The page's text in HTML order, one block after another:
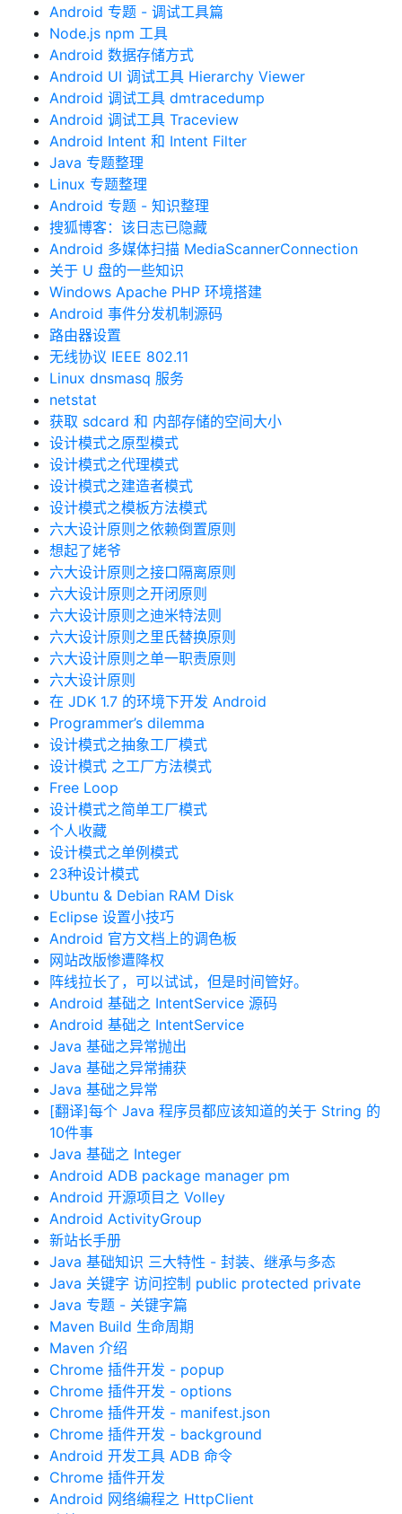
Android 专题 - 调试工具篇
Node.js npm 工具
Android 数据存储方式
Android UI 调试工具 Hierarchy Viewer
Android 调试工具 dmtracedump
Android 调试工具 Traceview
Android Intent 和 Intent Filter
Java 专题整理
Linux 专题整理
Android 专题 - 知识整理
搜狐博客：该日志已隐藏
Android 多媒体扫描 MediaScannerConnection
关于 U 盘的一些知识
Windows Apache PHP 环境搭建
Android 事件分发机制源码
路由器设置
无线协议 IEEE 802.11
Linux dnsmasq 服务
netstat
获取 sdcard 和 内部存储的空间大小
设计模式之原型模式
设计模式之代理模式
设计模式之建造者模式
设计模式之模板方法模式
六大设计原则之依赖倒置原则
想起了姥爷
六大设计原则之接口隔离原则
六大设计原则之开闭原则
六大设计原则之迪米特法则
六大设计原则之里氏替换原则
六大设计原则之单一职责原则
六大设计原则
在 JDK 1.7 的环境下开发 Android
Programmer’s dilemma
设计模式之抽象工厂模式
设计模式 之工厂方法模式
Free Loop
设计模式之简单工厂模式
个人收藏
设计模式之单例模式
23种设计模式
Ubuntu & Debian RAM Disk
Eclipse 设置小技巧
Android 官方文档上的调色板
网站改版惨遭降权
阵线拉长了，可以试试，但是时间管好。
Android 基础之 IntentService 源码
Android 基础之 IntentService
Java 基础之异常抛出
Java 基础之异常捕获
Java 基础之异常
[翻译]每个 Java 程序员都应该知道的关于 String 的
10件事
Java 基础之 Integer
Android ADB package manager pm
Android 开源项目之 Volley
Android ActivityGroup
新站长手册
Java 基础知识 三大特性 - 封装、继承与多态
Java 关键字 访问控制 public protected private
Java 专题 - 关键字篇
Maven Build 生命周期
Maven 介绍
Chrome 插件开发 - popup
Chrome 插件开发 - options
Chrome 插件开发 - manifest.json
Chrome 插件开发 - background
Android 开发工具 ADB 命令
Chrome 插件开发
Android 网络编程之 HttpClient